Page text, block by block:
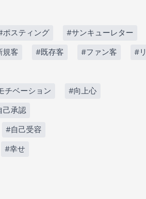
ポスティング #サンキューレター
規客 #既存客 #ファン客 #
チベーション #向上心
己承認
#自己受容
#幸せ